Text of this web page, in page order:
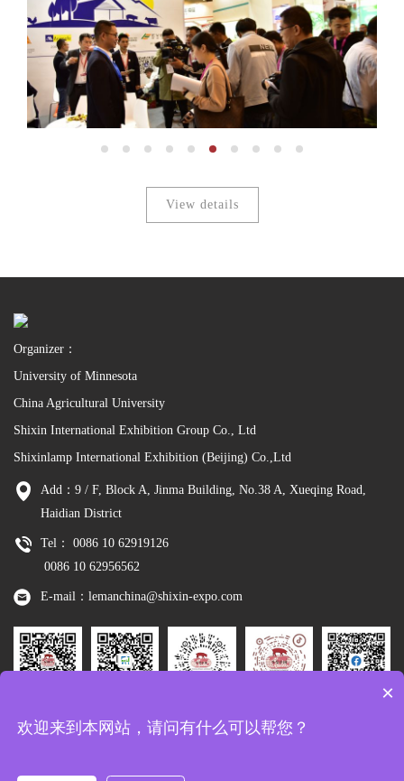
View details
Organizer：
University of Minnesota
China Agricultural University
Shixin International Exhibition Group Co., Ltd
Shixinlamp International Exhibition (Beijing) Co.,Ltd
Add：9 / F, Block A, Jinma Building, No.38 A, Xueqing Road,
Haidian District
Tel： 0086 10 62919126
0086 10 62956562
E-mail：lemanchina@shixin-expo.com
Wechat
Tiktok
×
欢迎来到本网站，请问有什么可以帮您？